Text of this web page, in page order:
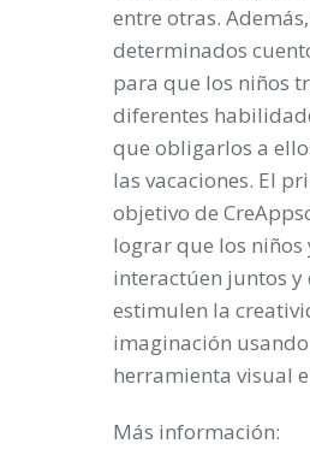
entre otras.
determinados
para que los niños
diferentes
que obligarlos a
las vacaciones. El
objetivo de
lograr que los niños
interactúen juntos y
estimulen la
imaginación
herramienta visual
Más información: